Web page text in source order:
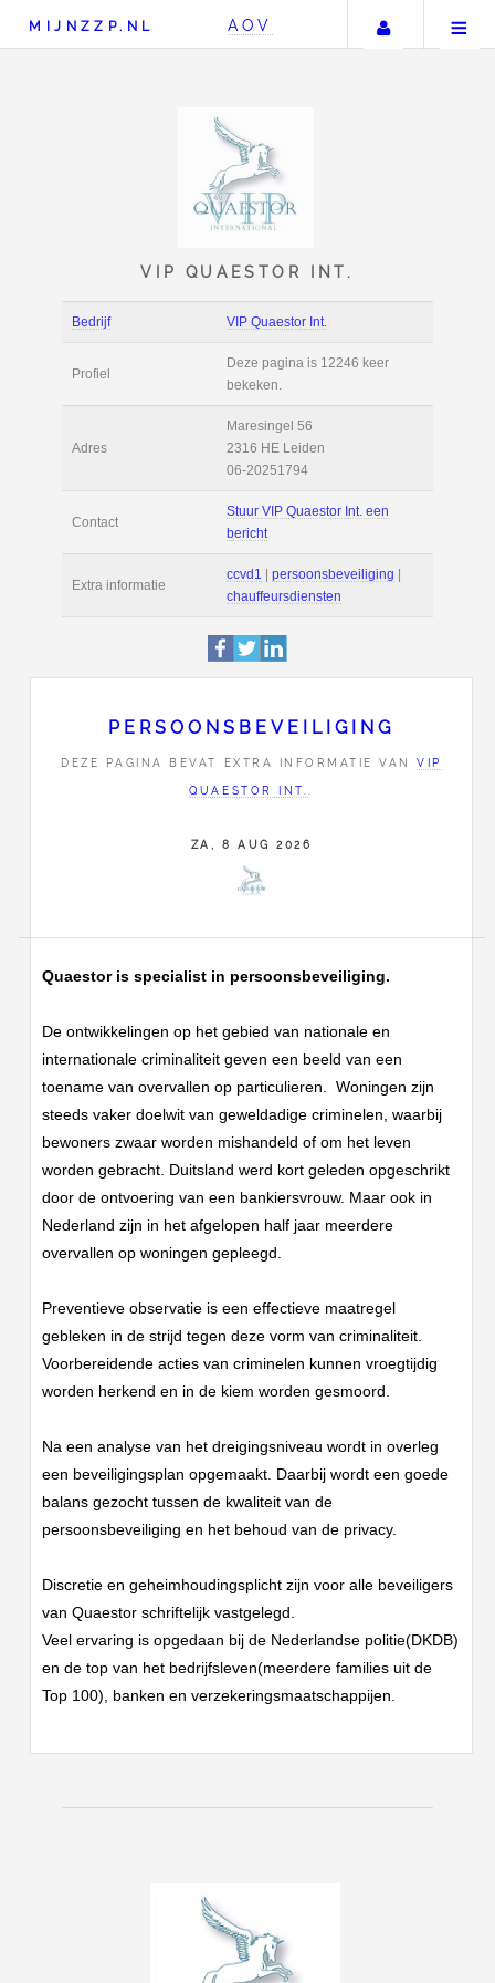
MIJNZZP.NL AOV Uw
VIP QUAESTOR INT.
Bedrijf VIP Quaestor Int.
Profiel
Deze pagina is
Maresingel 56
Contact
PERSOONSBEVEILIGING
DEZE PAGINA BEVAT EXTRA INFORMATIE VANVIP
QUAESTOR INT.
ZA, 8 AUG 2026
Quaestor is specialist in persoonsbeveiliging.
De ontwikkelingen op het gebied van nationale en
internationale criminaliteit geven een beeld van een
toename van overvallen op particulieren. Woningen zijn
steeds vaker doelwit van geweldadige criminelen, waarbij
bewoners zwaar worden mishandeld of om het leven
worden gebracht. Duitsland werd kort geleden opgeschrikt
door de ontvoering van een bankiersvrouw. Maar ook in
Nederland zijn in het afgelopen half jaar meerdere
overvallen op woningen gepleegd.
Preventieve observatie is een effectieve maatregel
gebleken in de strijd tegen deze vorm van criminaliteit.
Voorbereidende acties van criminelen kunnen vroegtijdig
worden herkend en in de kiem worden gesmoord.
Na een analyse van het dreigingsniveau wordt in overleg
een beveiligingsplan opgemaakt. Daarbij wordt een goede
balans gezocht tussen de kwaliteit van de
persoonsbeveiliging en het behoud van de privacy.
Discretie en geheimhoudingsplicht zijn voor alle beveiligers
van Quaestor schriftelijk vastgelegd.
Veelervaring is opgedaan bij de Nederlandse politie(DKDB)
en de top van het bedrijfsleven(meerdere families uit de
Top 100), banken en verzekeringsmaatschappijen.